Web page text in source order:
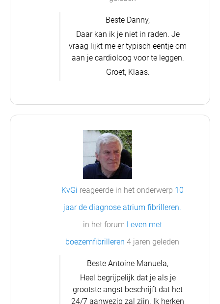
Beste Danny,
Daar kan ik je niet in raden. Je
vraag lijkt me er typisch eentje om
aan je cardioloog voor te leggen.
Groet, Klaas.
KvGi reageerde in het onderwerp 10
jaar de diagnose atrium fibrilleren.
in het forum Leven met
boezemfibrilleren 4 jaren geleden
Beste Antoine Manuela,
Heel begrijpelijk dat je als je
grootste angst beschrijft dat het
24/7 aanwezig zal zijn. Ik herken